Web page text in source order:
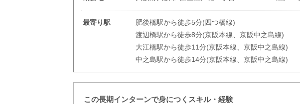
最寄り駅
肥後橋駅から徒歩5分(四つ橋線)
渡辺橋駅から徒歩8分(京阪本線、京阪中之島線)
大江橋駅から徒歩11分(京阪本線、京阪中之島線)
中之島駅から徒歩14分(京阪本線、京阪中之島線)
この長期インターンで身につくスキル・経験